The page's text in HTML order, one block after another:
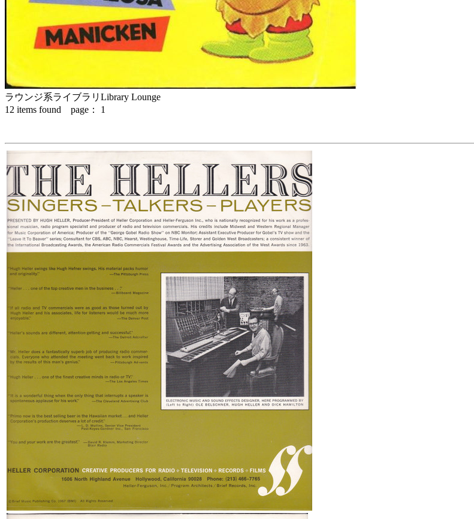
ラウンジ系ライブラリ Library Lounge
12 items found page： 1